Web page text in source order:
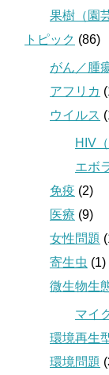
果樹（園
トピック (86)
がん／腫
アフリカ
ウイルス
HIV
エボ
免疫 (2)
医療 (9)
女性問題
寄生虫 (1)
微生物生
マイ
環境再生
環境問題